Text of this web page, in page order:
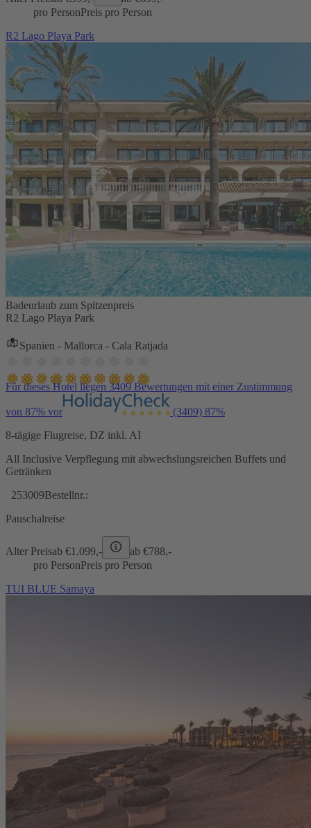
pro PersonPreis pro Person
R2 Lago Playa Park
Badeurlaub zum Spitzenpreis
R2 Lago Playa Park
Spanien - Mallorca - Cala Ratjada
Für dieses Hotel liegen 3409 Bewertungen mit einer Zustimmung
von 87% vor (3409) 87%
8-tägige Flugreise, DZ inkl. AI
All Inclusive Verpflegung mit abwechslungsreichen Buffets und
Getränken
253009Bestellnr.:
Pauschalreise
Alter Preisab €1.099,- ab €788,-
pro PersonPreis pro Person
TUI BLUE Samaya